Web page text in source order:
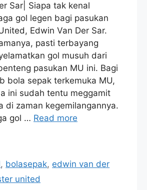
Sar| Siapa tak kenal
gol legen bagi pasukan
Edwin Van Der Sar.
pasti terbayang
gol musuh dari
pasukan MU ini. Bagi
bola sepak terkemuka MU,
ini sudah tentu meggamit
di zaman kegemilangannya.
gol … Read more
, bolasepak, edwin van der
united